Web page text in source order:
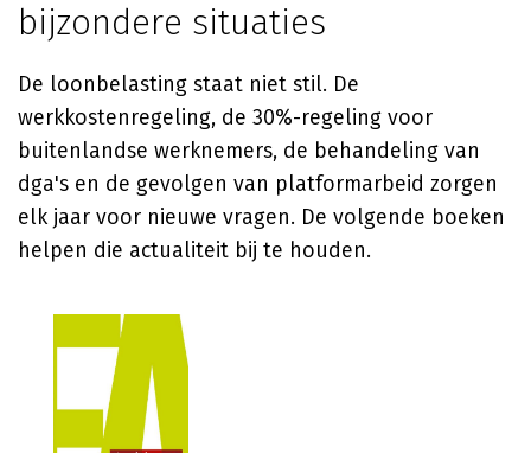
bijzondere situaties
De loonbelasting staat niet stil. De
werkkostenregeling, de 30%-regeling voor
buitenlandse werknemers, de behandeling van
dga's en de gevolgen van platformarbeid zorgen
elk jaar voor nieuwe vragen. De volgende boeken
helpen die actualiteit bij te houden.